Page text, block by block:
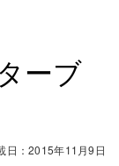
ーブ
日：2015年11月9日